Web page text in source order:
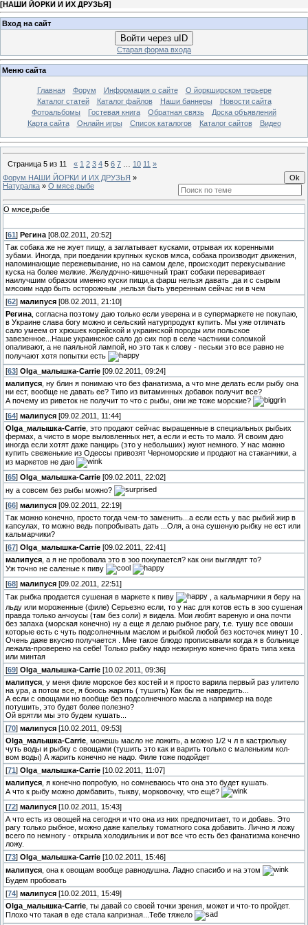
[НАШИ ЙОРКИ И ИХ ДРУЗЬЯ]
Вход на сайт
Войти через uID
Старая форма входа
Меню сайта
Главная Форум Информация о сайте
О йоркширском терьере
Каталог статей
Каталог файлов Наши баннеры
Новости сайта
Фотоальбомы
Гостевая книга Обратная связь
Доска объявлений
Карта сайта
Онлайн игры Список каталогов Каталог сайтов Видео
Страница 5 из 11 « 1 2 3 4 5 6 7 10 11 »
Форум НАШИ ЙОРКИ И ИХ ДРУЗЬЯ »
Натуралка » О мясе,рыбе
О мясе,рыбе
[61 ] Регина [08.02.2011, 20:52]
Так собака же не жует пищу, а заглатывает кусками, отрывая их коренными
зубами. Иногда, при поедании крупных кусков мяса, собака производит движения,
напоминающие пережевывание, но на самом деле, происходит перекусывание
куска на более мелкие. Желудочно-кишечный тракт собаки переваривает
наилучшим образом именно куски пищи,а фарш нельзя давать ,да и с сырым
мясоим надо быть осторожным ,нельзя быть уверенным сейчас ни в чем
[62] малипуся [08.02.2011, 21:10]
Регина , согласна поэтому даю только если уверена и в супермаркете не покупаю,
в Украине слава богу можно и сельский натурпродукт купить. Мы уже отличать
сало умеем от хрюшек корейской и украинской породы или польское
завезенное...Наше украинское сало до сих пор в селе частники соломкой
опаливают, а не паяльной лампой, но это так к слову - песьки это все равно не
получают хотя попытки есть
[63] Olga_малышка-Carrie [09.02.2011, 09:24]
малипуся , ну блин я понимаю что без фанатизма, а что мне делать если рыбу она
ни ест, вообще не давать ее? Типо из витаминных добавок получит все?
А почему из риветок не получит то что с рыбы, они же тоже морские?
[64] малипуся [09.02.2011, 11:44]
Olga_малышка-Carrie , это продают сейчас выращенные в специальных рыбьих
фермах, а чисто в море выловленных нет, а если и есть то мало. Я своим даю
иногда если хотят даже панцирь (это у небольших) жуют немного. У нас можно
купить свеженькие из Одессы привозят Черноморские и продают на стаканчики, а
из маркетов не даю
[65] Olga_малышка-Carrie [09.02.2011, 22:02]
ну а совсем без рыбы можно?
[66] малипуся [09.02.2011, 22:19]
Так можно конечно, просто тогда чем-то заменить...а если есть у вас рыбий жир в
капсулах, то можно ведь попробывать дать ...Оля, а она сушеную рыбку не ест или
кальмарчики?
[67] Olga_малышка-Carrie [09.02.2011, 22:41]
малипуся , а я не пробовала это в зоо покупается? как они выглядят то?
Уж точно не саленые к пиву
[68] малипуся [09.02.2011, 22:51]
Так рыбка продается сушеная в маркете к пиву
, а кальмарчики я беру на
льду или мороженные (филе) Серьезно если, то у нас для котов есть в зоо сушеная
правда только анчоусы (там без соли) я видела. Мои любят вареную и она почти
без запаха (морская конечно) ну а еще я делаю рыбное рагу, т.е. тушу все овоши
которые есть с чуть подсолнечным маслом и рыбкой любой без косточек минут 10 .
Очень даже вкусно получается . Мне такое блюдо прописывали когда я в больнице
лежала-проверено на себе! Только рыбку надо нежирную конечно брать типа хека
или минтая
[69] Olga_малышка-Carrie [10.02.2011, 09:36]
малипуся , у меня филе морское без костей и я просто варила первый раз улитело
на ура, а потом все, я боюсь жарить ( тушить) Как бы не навредить...
А если с овощами но вообще без подсолнечного масла а например на воде
потушить, это будет более полезно?
Ой врятли мы это будем кушать...
[70] малипуся [10.02.2011, 09:53]
Olga_малышка-Carrie , можешь масло не ложить, а можно 1/2 ч л в кастрюльку
чуть воды и рыбку с овощами (тушить это как и варить только с маленьким кол-
вом воды) А жарить конечно не надо. Филе тоже подойдет
[71 ] Olga_малышка-Carrie [10.02.2011, 11:07]
малипуся , я конечно попробую, но сомневаюсь что она это будет кушать.
А что к рыбу можно домбавить, тыкву, морковочку, что ещё?
[72] малипуся [10.02.2011, 15:43]
А что есть из овощей на сегодня и что она из них предпочитает, то и добавь. Это
рагу только рыбное, можно даже капельку томатного сока добавить. Лично я ложу
всего по немногу - открыла холодильник и вот все что есть без фанатизма конечно
ложу.
[73] Olga_малышка-Carrie [10.02.2011, 15:46]
малипуся , она к овощам вообще равнодушна. Ладно спасибо и на этом
Будем пробовать
[74] малипуся [10.02.2011, 15:49]
Olga_малышка-Carrie , ты давай со своей точки зрения, может и что-то пройдет.
Плохо что такая в еде стала капризная...Тебе тяжело